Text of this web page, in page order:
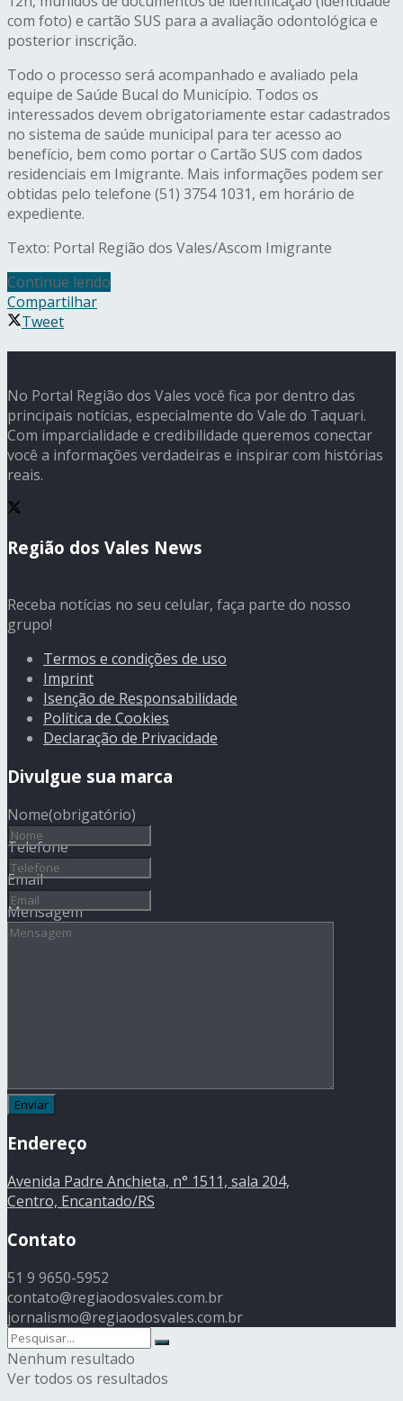
com foto) e cartão SUS para a avaliação odontológica e
posterior inscrição.
Todo o processo será acompanhado e avaliado pela
equipe de Saúde Bucal do Município. Todos os
interessados devem obrigatoriamente estar cadastrados
no sistema de saúde municipal para ter acesso ao
benefício, bem como portar o Cartão SUS com dados
residenciais em Imigrante. Mais informações podem ser
obtidas pelo telefone (51) 3754 1031, em horário de
expediente.
Texto: Portal Região dos Vales/Ascom Imigrante
Continue lendo
Compartilhar
Tweet
No Portal Região dos Vales você fica por dentro das
principais notícias, especialmente do Vale do Taquari.
Com imparcialidade e credibilidade queremos conectar
você a informações verdadeiras e inspirar com histórias
reais.
Região dos Vales News
Receba notícias no seu celular, faça parte do nosso
grupo!
Termos e condições de uso
Imprint
Isenção de Responsabilidade
Política de Cookies
Declaração de Privacidade
Divulgue sua marca
Nome(obrigatório)
Telefone
Email
Mensagem
Endereço
Avenida Padre Anchieta, n° 1511, sala 204,
Centro, Encantado/RS
Contato
51 9 9650-5952
contato@regiaodosvales.com.br
jornalismo@regiaodosvales.com.br
Nenhum resultado
Ver todos os resultados